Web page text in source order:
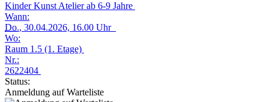
Kinder Kunst Atelier ab 6-9 Jahre
Wann:
Do., 30.04.2026, 16.00 Uhr
Wo:
Raum 1.5 (1. Etage)
Nr.:
2622404
Status:
Anmeldung auf Warteliste